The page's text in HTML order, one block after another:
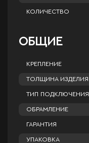
КОЛИЧЕСТВО
ОБЩИЕ
КРЕПЛЕНИЕ
ТОЛЩИНА ИЗДЕЛИЯ
ТИП ПОДКЛЮЧЕНИЯ
ОБРАМЛЕНИЕ
ГАРАНТИЯ
УПАКОВКА